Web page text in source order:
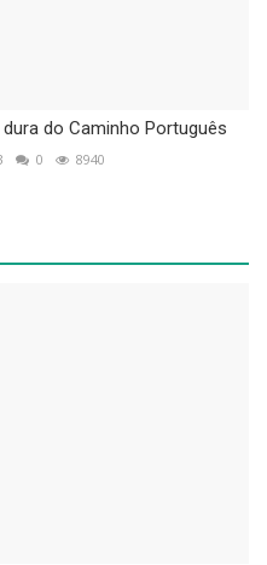
do Caminho Português
0 8940